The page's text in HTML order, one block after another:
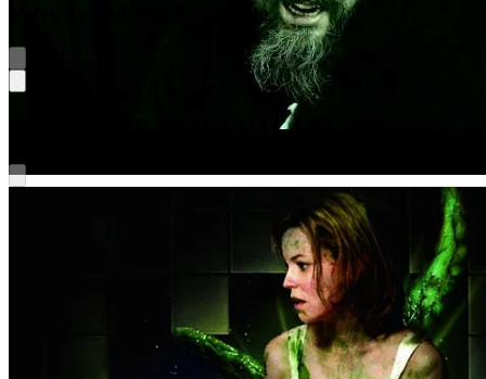
Video by Federico Frusciante
POTREBBE PIACERTI ANCHE